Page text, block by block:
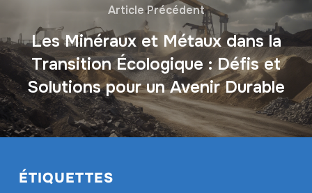
Article Précédent
Les Minéraux et Métaux dans la
Transition Écologique : Défis et
Solutions pour un Avenir Durable
ÉTIQUETTES